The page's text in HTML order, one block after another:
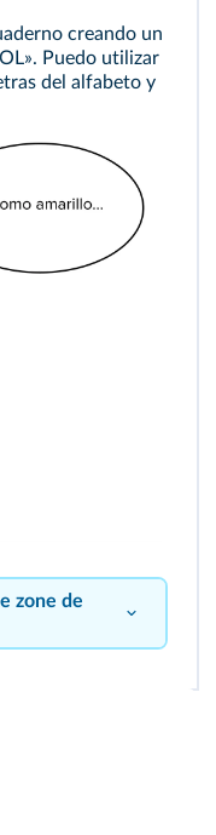
creando un
Puedo utilizar
del alfabeto y
zone de